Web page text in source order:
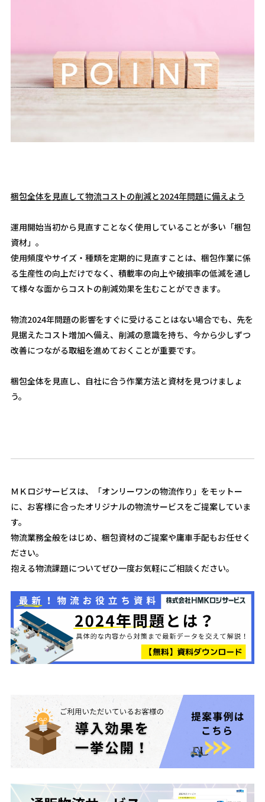
梱包全体を見直して物流コストの削減と2024年問題に備えよう
運用開始当初から見直すことなく使用していることが多い「梱包
資材」。
使用頻度やサイズ・種類を定期的に見直すことは、梱包作業に係
る生産性の向上だけでなく、積載率の向上や破損率の低減を通し
て様々な面からコストの削減効果を生むことができます。
物流2024年問題の影響をすぐに受けることはない場合でも、先を
見据えたコスト増加へ備え、削減の意識を持ち、今から少しずつ
改善につながる取組を進めておくことが重要です。
梱包全体を見直し、自社に合う作業方法と資材を見つけましょ
う。
ＭＫロジサービスは、「オンリーワンの物流作り」をモットー
に、お客様に合ったオリジナルの物流サービスをご提案していま
す。
物流業務全般をはじめ、梱包資材のご提案や庸車手配もお任せく
ださい。
抱える物流課題についてぜひ一度お気軽にご相談ください。